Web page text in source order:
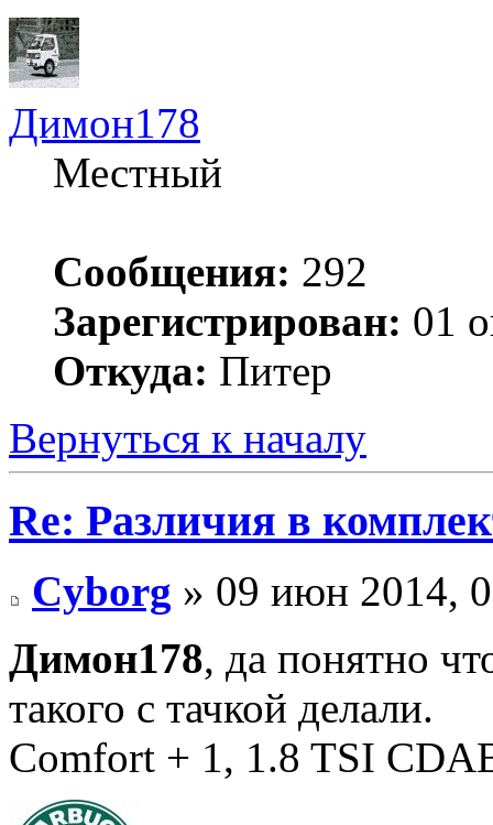
Димон178
Местный
Сообщения: 292
Зарегистрирован: 01
Откуда: Питер
Вернуться к началу
Re: Различия в
Cyborg » 09 июн 2014,
Димон178, да понятно
такого с тачкой делали.
Comfort + 1, 1.8 TSI